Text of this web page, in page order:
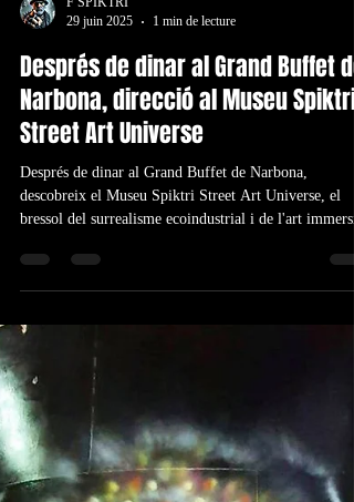
F SPIKTRI
29 juin 2025
1 min de lecture
Després de dinar al Grand Buffet de
Narbona, direcció al Museu Spiktri
Street Art Universe
descobreix el Museu Spiktri Street Art Universe, el
bressol del surrealisme ecoindustrial i de l'art
una escapada creativa i inoblidable des de Barcelona o